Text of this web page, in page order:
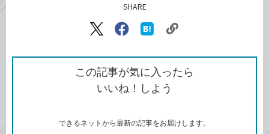
SHARE
X（旧
で
シ
ェ
ア
Facebook
シ
ェ
ア
な
ッ
ク
ク
ク
を
コ
この記事が気に入ったら
いいね！しよう
できるネットから最新の記事をお届けします。